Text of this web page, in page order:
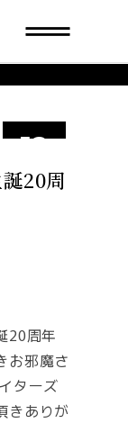
12
20周
20周年
お邪魔さ
ターズ
きありが